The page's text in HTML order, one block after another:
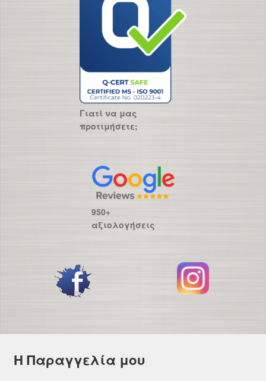
Γιατί να μας
προτιμήσετε;
950+
αξιολογήσεις
Η Παραγγελία μου